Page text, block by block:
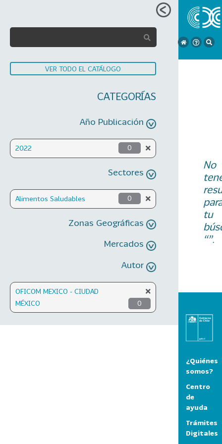
VER TODO EL CATÁLOGO
CATEGORÍAS
Año Publicación
2022 0
Sectores
Alimentos Saludables 0
Zonas Geográficas
Mercados
Autor
OFICOM MEXICO - CIUDAD
MÉXICO
0
No
tu
“”.
¿Quiénes
somos?
Centro
de
ayuda
Trámites
Digitales